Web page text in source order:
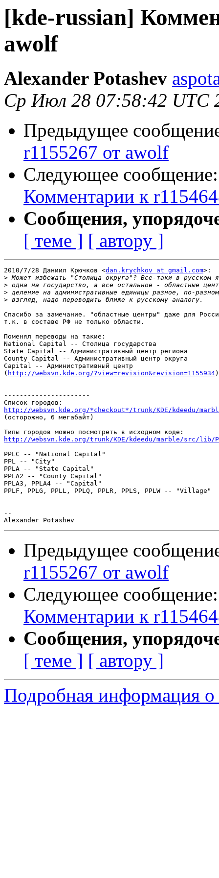
[kde-russian]
awolf
Alexander Potashev
Ср Июл 28 07:58:42 UTC
Предыдущее
r1155267 от awolf
Следующее
Комментарии к
Сообщения,
[ теме ] [ автору ]
2010/7/28 Даниил Крючков <dan.krychkov at gmail.com>:
>
>
>
>
Спасибо за замечание. "областные центры" даже для
т.к. в составе РФ не только области.
Поменял переводы на такие:
National Capital -- Столица государства
State Capital -- Административный центр региона
County Capital -- Административный центр округа
Capital -- Административный центр
( http://websvn.kde.org/?view=revision&revision=1155934)
----------------------
http://websvn.kde.org/*checkout*/trunk/KDE/kdeedu/
(осторожно, 6 мегабайт)
http://websvn.kde.org/trunk/KDE/kdeedu/marble/src/lib/
PPLC -- "National Capital"
PPL -- "City"
PPLA -- "State Capital"
PPLA2 -- "County Capital"
PPLA3, PPLA4 -- "Capital"
PPLF, PPLG, PPLL, PPLQ, PPLR, PPLS, PPLW -- "Village"
--
Предыдущее
r1155267 от awolf
Следующее
Комментарии к
Сообщения,
[ теме ] [ автору ]
Подробная информация о